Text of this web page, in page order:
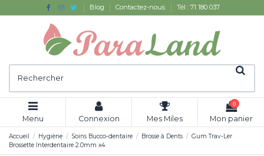
Blog Contactez-nous Tél : 71 180 037
Menu Connexion Mes Miles
0
Mon panier
Accueil Hygiène Soins Bucco-dentaire Brosse à Dents
Gum Trav-Ler
Brossette Interdentaire 2.0mm x4